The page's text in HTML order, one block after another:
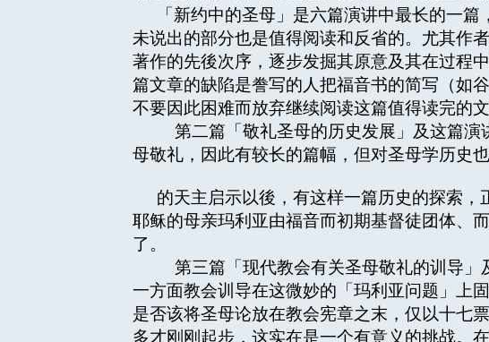
「新约中的圣母」是六篇演讲中最长的一
未说出的部分也是值得阅读和反省的。尤其作
著作的先後次序，逐步发掘其原意及其在过程
篇文章的缺陷是誊写的人把福音书的简写（如
不要因此困难而放弃继续阅读这篇值得读完的
第二篇「敬礼圣母的历史发展」及这篇演
母敬礼，因此有较长的篇幅，但对圣母学历史
的天主启示以後，有这样一篇历史的探索
耶稣的母亲玛利亚由福音而初期基督徒团体、
了。
第三篇「现代教会有关圣母敬礼的训导」
一方面教会训导在这微妙的「玛利亚问题」上
是否该将圣母论放在教会宪章之末，仅以十七
多才刚刚起步，这实在是一个有意义的挑战